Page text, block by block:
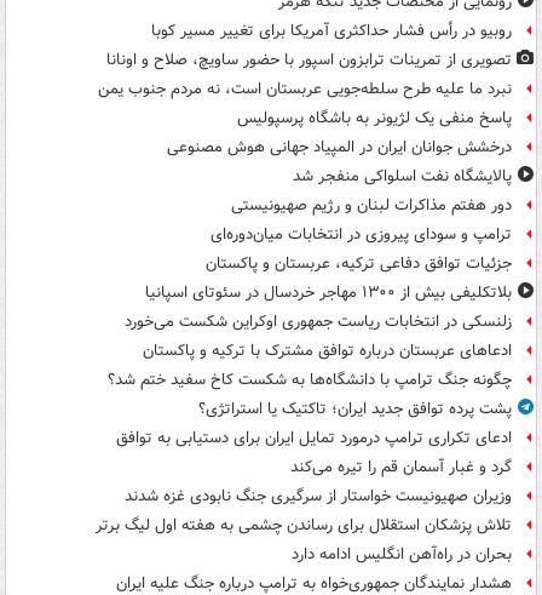
روبیو در رأس فشار حداکثری آمریکا برای تغییر مسیر کوبا
تصویری از تمرینات ترابزون اسپور با حضور ساویچ، صلاح و اونانا
نبرد ما علیه طرح سلطه‌جویی عربستان است، نه مردم جنوب یمن
پاسخ منفی یک لژیونر به باشگاه پرسپولیس
درخشش جوانان ایران در المپیاد جهانی هوش مصنوعی
پالایشگاه نفت اسلواکی منفجر شد
دور هفتم مذاکرات لبنان و رژیم صهیونیستی
ترامپ و سودای پیروزی در انتخابات میان‌دوره‌ای
جزئیات توافق دفاعی ترکیه، عربستان و پاکستان
بلاتکلیفی بیش از ۱۳۰۰ مهاجر خردسال در سئوتای اسپانیا
زلنسکی در انتخابات ریاست جمهوری اوکراین شکست می‌خورد
ادعاهای عربستان درباره توافق مشترک با ترکیه و پاکستان
چگونه جنگ ترامپ با دانشگاه‌ها به شکست کاخ سفید ختم شد؟
پشت پرده توافق جدید ایران؛ تاکتیک یا استراتژی؟
ادعای تکراری ترامپ درمورد تمایل ایران برای دستیابی به توافق
گرد و غبار آسمان قم را تیره می‌کند
وزیران صهیونیست خواستار از سرگیری جنگ نابودی غزه شدند
تلاش پزشکان استقلال برای رساندن چشمی به هفته اول لیگ برتر
بحران در راه‌آهن انگلیس ادامه دارد
هشدار نمایندگان جمهوری‌خواه به ترامپ درباره جنگ علیه ایران